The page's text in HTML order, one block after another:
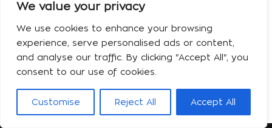
We value your privacy
We use cookies to enhance your browsing
experience, serve personalised ads or content,
and analyse our traffic. By clicking "Accept All", you
consent to our use of cookies.
Customise Reject All Accept All
Μαρία Αργείτου συμπεριφέρεται σε
κάθε […]